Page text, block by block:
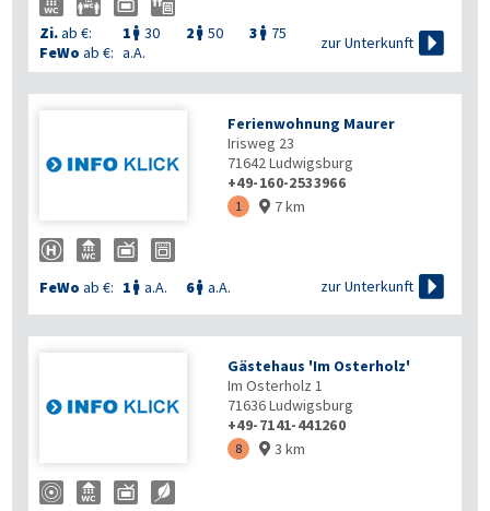
Zi.ab €: 1  30 2  50 3  75
FeWo ab €: a.A.
zur Unterkunft 
Ferienwohnung Maurer
Irisweg 23
71642Ludwigsburg
+49-160-2533966
1  7 km
FeWo ab €: 1  a.A. 6 a.A. zur Unterkunft 
Gästehaus 'Im Osterholz'
Im Osterholz 1
71636Ludwigsburg
+49-7141-441260
8  3 km